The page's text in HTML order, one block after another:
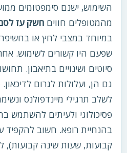
השימוש, ישנם סימפטומים
מהמטופלים חווים חשק עז
במיוחד במצבי לחץ או
שפעם היו קשורים לשימוש.
סיוטים ושינויים בתיאבון.
גם הן, ועלולות לגרום
לשלב תרגילי מיינדפולנס
פסיכולוגי ולעיתים להשתמש
בהנחיית רופא. חשוב להקפיד
קבועות, שעות שינה קבועות),